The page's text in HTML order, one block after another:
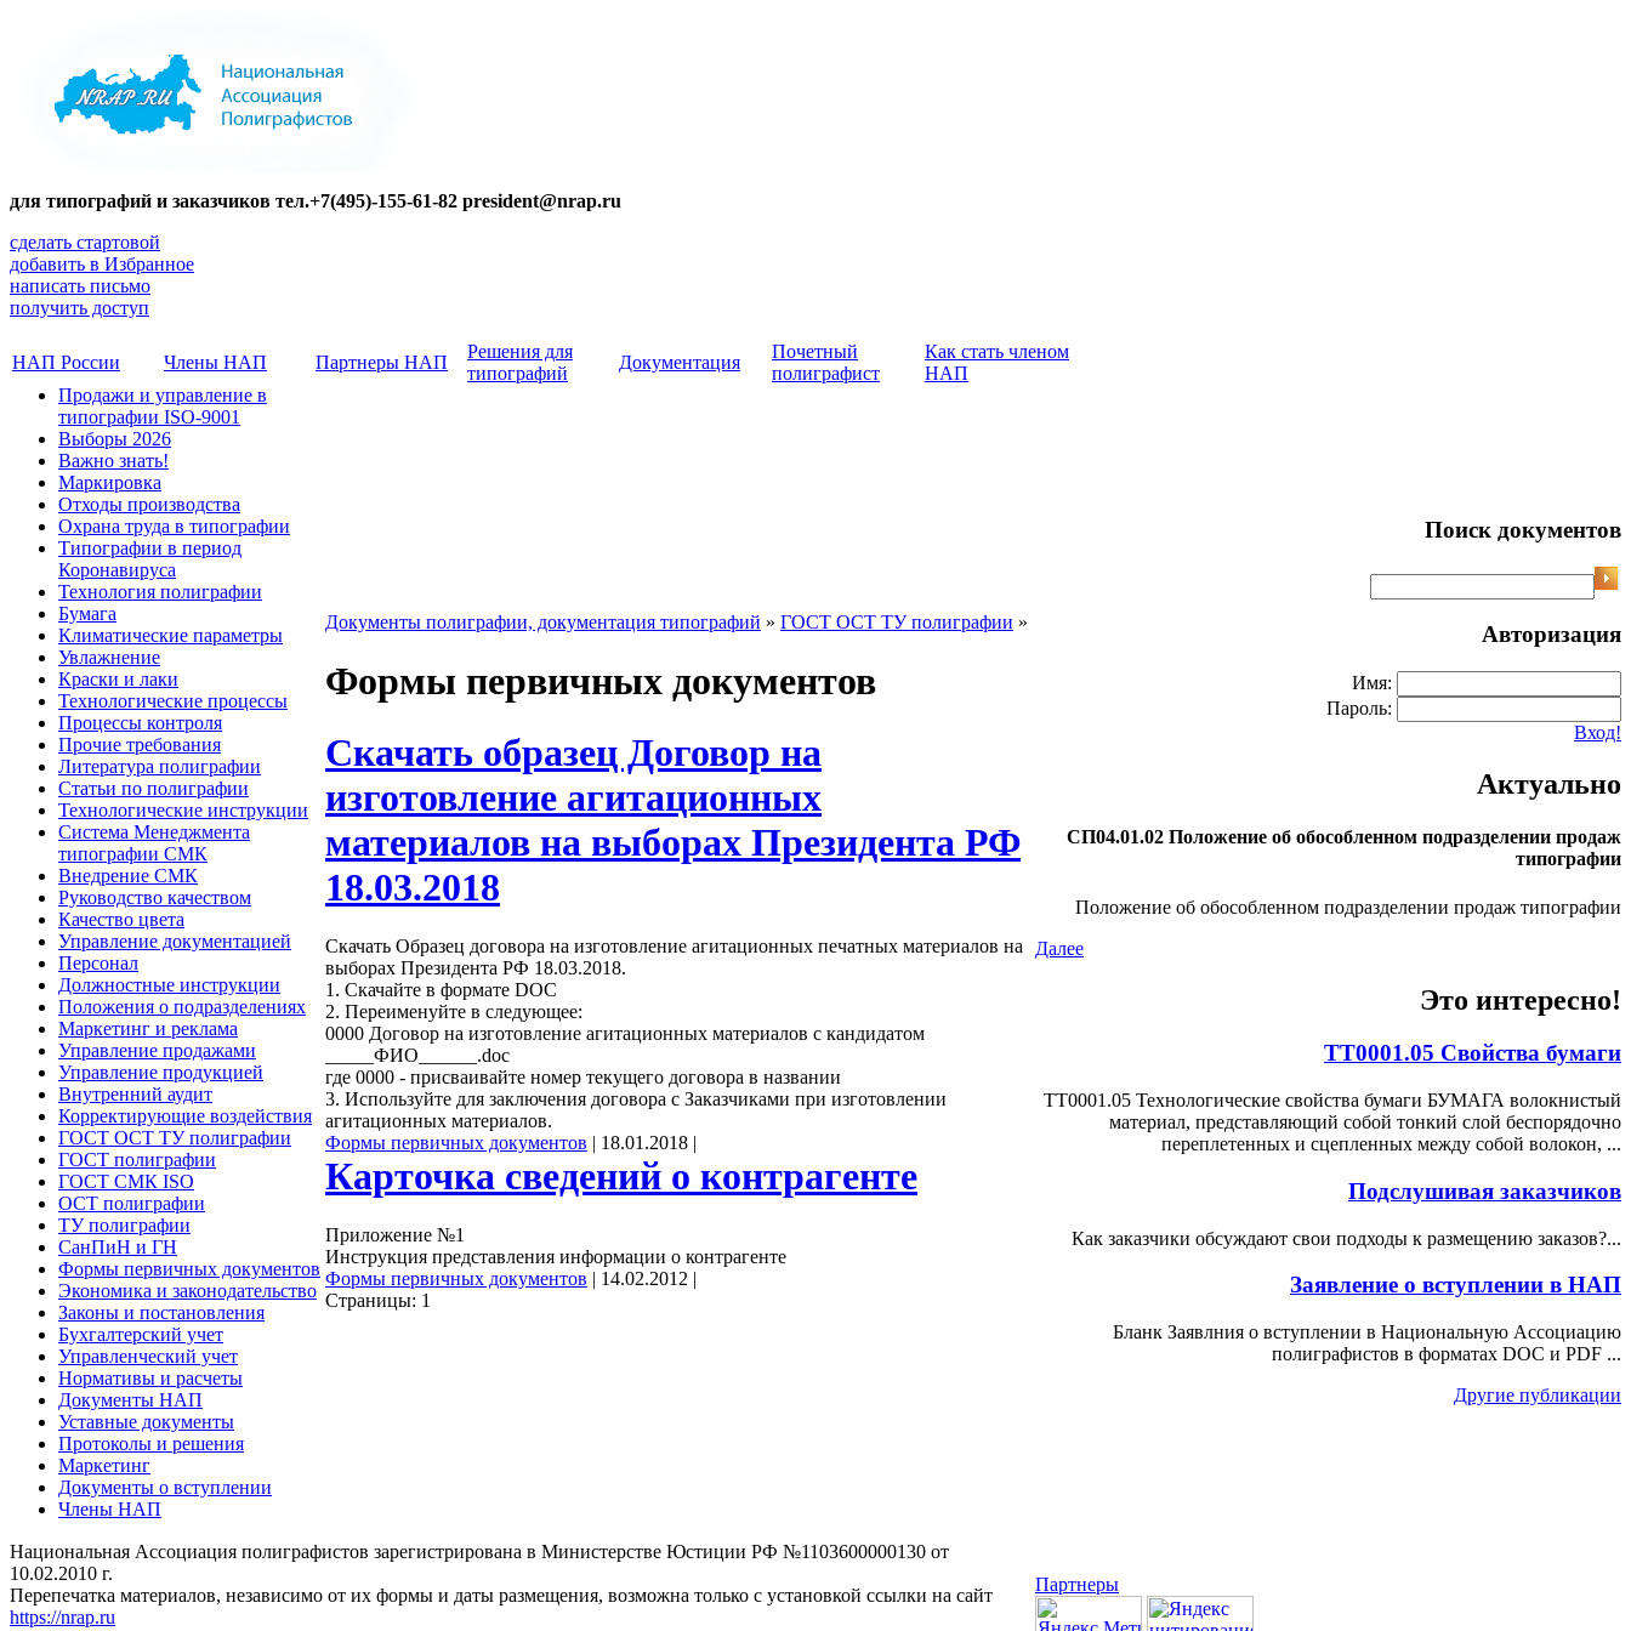
для типографий и заказчиков тел.+7(495)-155-61-82 president@nrap.ru
сделать стартовой
добавить в Избранное
написать письмо
получить доступ
НАП России Члены НАП Партнеры НАП
Решения для
типографий
Документация
Почетный
полиграфист
Как стать членом
НАП
Продажи и управление в
типографии ISO-9001
Выборы 2026
Важно знать!
Маркировка
Отходы производства
Охрана труда в типографии
Типографии в период
Коронавируса
Технология полиграфии
Бумага
Климатические параметры
Увлажнение
Краски и лаки
Технологические процессы
Процессы контроля
Прочие требования
Литература полиграфии
Статьи по полиграфии
Технологические инструкции
Система Менеджмента
типографии СМК
Внедрение СМК
Руководство качеством
Качество цвета
Управление документацией
Персонал
Должностные инструкции
Положения о подразделениях
Маркетинг и реклама
Управление продажами
Управление продукцией
Внутренний аудит
Корректирующие воздействия
ГОСТ ОСТ ТУ полиграфии
ГОСТ полиграфии
ГОСТ СМК ISO
ОСТ полиграфии
ТУ полиграфии
СанПиН и ГН
Формы первичных документов
Экономика и законодательство
Законы и постановления
Бухгалтерский учет
Управленческий учет
Нормативы и расчеты
Документы НАП
Уставные документы
Протоколы и решения
Маркетинг
Документы о вступлении
Члены НАП
Документы полиграфии, документация типографий » ГОСТ ОСТ ТУ полиграфии »
Формы первичных документов
Скачать образец Договор на
изготовление агитационных
материалов на выборах Президента РФ
18.03.2018
Скачать Образец договора на изготовление агитационных печатных материалов на
выборах Президента РФ 18.03.2018.
1. Скачайте в формате DOC
2. Переименуйте в следующее:
0000 Договор на изготовление агитационных материалов с кандидатом
_____ФИО______.doc
где 0000 - присваивайте номер текущего договора в названии
3. Используйте для заключения договора с Заказчиками при изготовлении
агитационных материалов.
Формы первичных документов | 18.01.2018 |
Карточка сведений о контрагенте
Приложение №1
Инструкция представления информации о контрагенте
Формы первичных документов | 14.02.2012 |
Страницы: 1
Поиск документов
Авторизация
Имя:
Пароль:
Вход!
Актуально
СП04.01.02 Положение об обособленном подразделении продаж
типографии
Положение об обособленном подразделении продаж типографии
Далее
Это интересно!
ТТ0001.05 Свойства бумаги
ТТ0001.05 Технологические свойства бумаги БУМАГА волокнистый
материал, представляющий собой тонкий слой беспорядочно
переплетенных и сцепленных между собой волокон, ...
Подслушивая заказчиков
Как заказчики обсуждают свои подходы к размещению заказов?...
Заявление о вступлении в НАП
Бланк Заявлния о вступлении в Национальную Ассоциацию
полиграфистов в форматах DOC и PDF ...
Другие публикации
Национальная Ассоциация полиграфистов зарегистрирована в Министерстве Юстиции РФ №1103600000130 от
10.02.2010 г.
Перепечатка материалов, независимо от их формы и даты размещения, возможна только с установкой ссылки на сайт
https://nrap.ru
Партнеры